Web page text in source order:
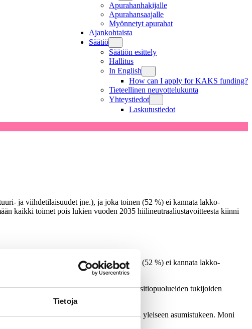
Tietoja
Apurahanhakijalle
Apurahansaajalle
Myönnetyt apurahat
Ajankohtaista
Säätiö
Säätiön esittely
Hallitus
In English
How can I apply for KAKS funding?
Tieteellinen neuvottelukunta
Yhteystiedot
Laskutustiedot
ja viihdetilaisuudet jne.), ja joka toinen (52 %) ei kannata lakko-
kaikki toimet pois lukien vuoden 2035 hiilineutraaliustavoitteesta kiinni
ja viihdetilaisuudet jne.), ja joka toinen (52 %) ei kannata lakko-
kiinni pitämisen, jota puolestaan oppositiopuolueiden tukijoiden
sote-alalla ja varallisuusrajan asettamista yleiseen asumistukeen. Moni
oppositiopuolueiden kannattajista.